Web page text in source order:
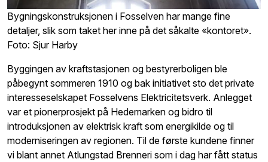
Bygningskonstruksjonen i Fosselven har mange fine
detaljer, slik som taket her inne på det såkalte «kontoret».
Foto: Sjur Harby
Byggingen av kraftstasjonen og bestyrerboligen ble
påbegynt sommeren 1910 og bak initiativet sto det private
interesseselskapet Fosselvens Elektricitetsverk. Anlegget
var et pionerprosjekt på Hedemarken og bidro til
introduksjonen av elektrisk kraft som energikilde og til
moderniseringen av regionen. Til de første kundene finner
vi blant annet Atlungstad Brenneri som i dag har fått status